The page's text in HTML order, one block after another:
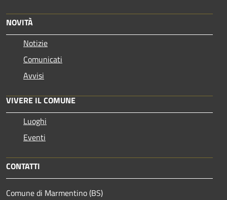
NOVITÀ
Notizie
Comunicati
Avvisi
VIVERE IL COMUNE
Luoghi
Eventi
CONTATTI
Comune di Marmentino (BS)